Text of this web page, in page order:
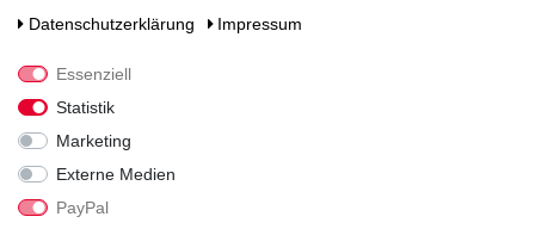
Noch sind keine Bewertungen vorhanden.
Daten­schutz­erklärung Impressum
Essenziell
Statistik
Marketing
Externe Medien
PayPal